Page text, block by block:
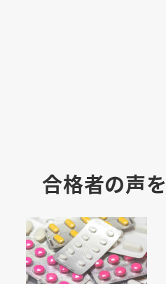
合格者の声